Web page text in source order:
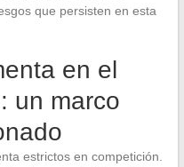
que persisten en esta
en el
un marco
estrictos en competición.